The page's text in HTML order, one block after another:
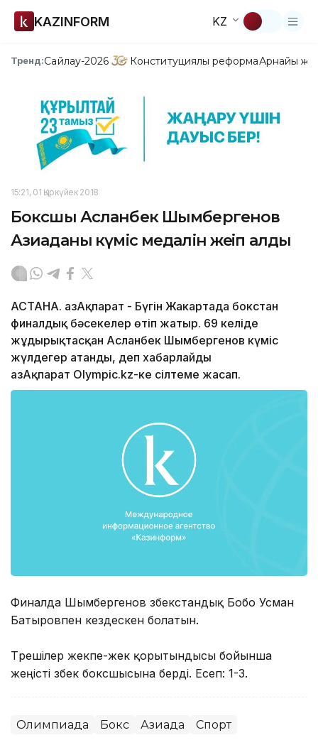
KAZINFORM KZ
Тренд:Сайлау-2026 Конституциялық реформаАрнайы
15:21, 01 Қыркүйек 2018
Боксшы Асланбек Шымбергенов
Азиаданың күміс медалін жеңіп алды
АСТАНА. ҚазАқпарат - Бүгін Жакартада бокстан
финалдық бәсекелер өтіп жатыр. 69 келіде
жұдырықтасқан Асланбек Шымбергенов күміс
жүлдегер атанды, деп хабарлайды
ҚазАқпарат Olympic.kz-ке сілтеме жасап.
Финалда Шымбергенов өзбекстандық Бобо Усман
Батыровпен кездескен болатын.
Төрешілер жекпе-жек қорытындысы бойынша
жеңісті өзбек боксшысына берді. Есеп: 1-3.
Олимпиада Бокс Азиада Спорт